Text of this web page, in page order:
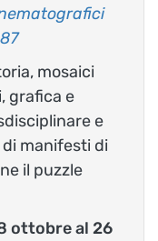
mosaici
grafica e
e
di manifesti di
il puzzle
ottobre al 26